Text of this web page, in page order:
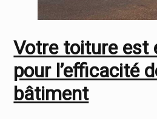
Votre toiture est
pour l’efficacité
bâtiment